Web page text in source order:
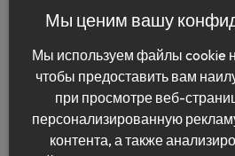
1 2 ›
Мы ценим вашу
Мы используем файлы cookie
чтобы предоставить вам
при просмотре веб-
персонализированную
контента, а также